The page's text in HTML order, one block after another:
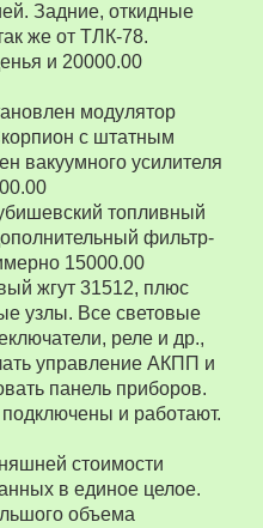
Задние, откидные
же от ТЛК-78.
и 20000.00
модулятор
с штатным
вакуумного усилителя
топливный
фильтр-
15000.00
жгут 31512, плюс
узлы. Все световые
реле и др.,
управление АКПП и
панель приборов.
и работают.
стоимости
в единое целое.
объема